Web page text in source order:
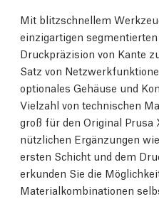
Mit blitzschnellem
einzigartigen
Druckpräzision von Kante
Satz von
optionales Gehäuse und
Vielzahl von technischen
groß für den Original Prusa
nützlichen Ergänzungen
ersten Schicht und dem
erkunden Sie die
Materialkombinationen